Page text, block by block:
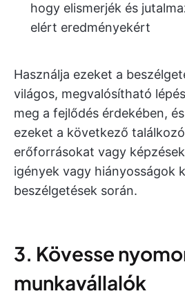
hogy elismerjék és
elért eredményekért
Használja ezeket a
világos, megvalósítható
meg a fejlődés érdekében,
ezeket a következő
erőforrásokat vagy
igények vagy hiányosságok
beszélgetések során.
3. Kövesse
munkavállalók